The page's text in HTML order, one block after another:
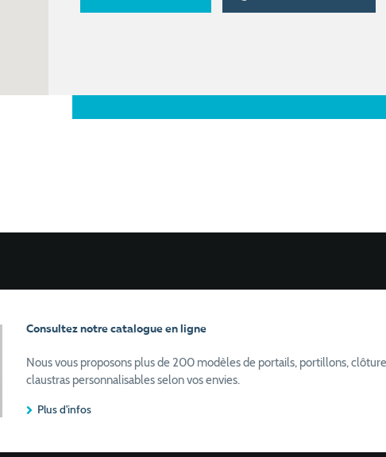
Consultez notre catalogue en ligne
Nous vous proposons plus de 200 modèles de portails, portillons,
claustras personnalisables selon vos envies.
Plus d'infos